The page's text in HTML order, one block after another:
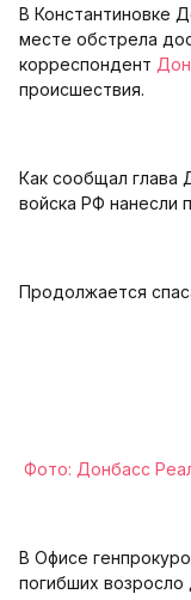
В Константиновке
месте обстрела
корреспондент
происшествия.
Как сообщал глава
войска РФ нанесли
Продолжается
Фото: Донбасс
В Офисе
погибших возросло